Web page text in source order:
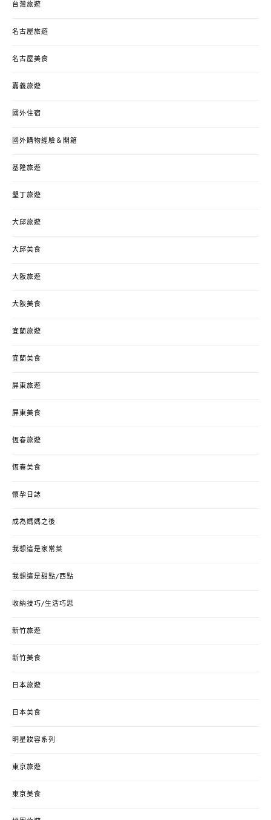
台灣旅遊
名古屋旅遊
名古屋美食
嘉義旅遊
國外住宿
國外購物經驗＆開箱
基隆旅遊
墾丁旅遊
大邱旅遊
大邱美食
大阪旅遊
大阪美食
宜蘭旅遊
宜蘭美食
屏東旅遊
屏東美食
恆春旅遊
恆春美食
懷孕日誌
成為媽媽之後
我想這是家常菜
我想這是甜點/西點
收納技巧/生活巧思
新竹旅遊
新竹美食
日本旅遊
日本美食
明星妝容系列
東京旅遊
東京美食